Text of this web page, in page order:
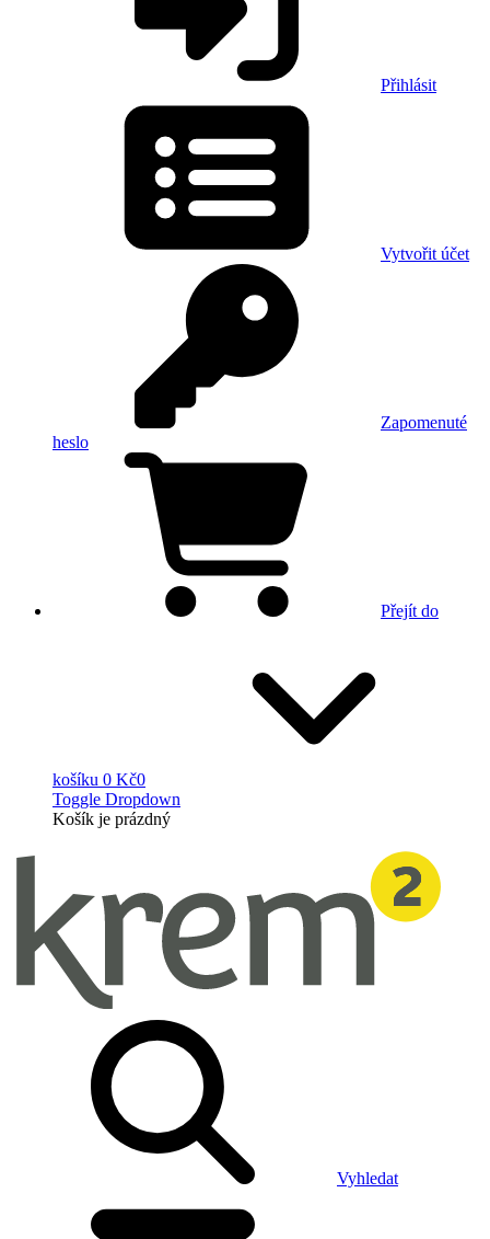
Přihlásit
Vytvořit účet
Zapomenuté
heslo
Přejít do
košíku 0 Kč0
Toggle Dropdown
Košík je prázdný
Vyhledat